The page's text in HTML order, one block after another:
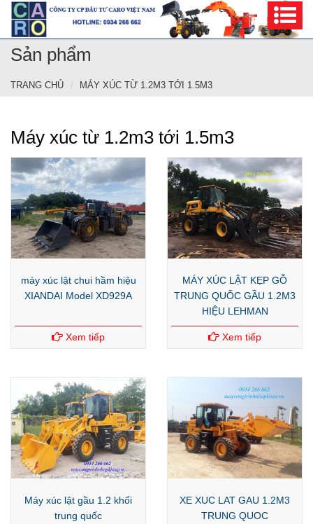
Sản phẩm
TRANG CHỦ MÁY XÚC TỪ 1.2M3 TỚI 1.5M3
Máy xúc từ 1.2m3 tới 1.5m3
máy xúc lật chui hầm hiệu
XIANDAI Model XD929A
Xem tiếp
MÁY XÚC LẬT KẸP GỖ
TRUNG QUỐC GẦU 1.2M3
HIỆU LEHMAN
Xem tiếp
Máy xúc lật gầu 1.2 khối
trung quốc
XE XUC LAT GAU 1.2M3
TRUNG QUOC